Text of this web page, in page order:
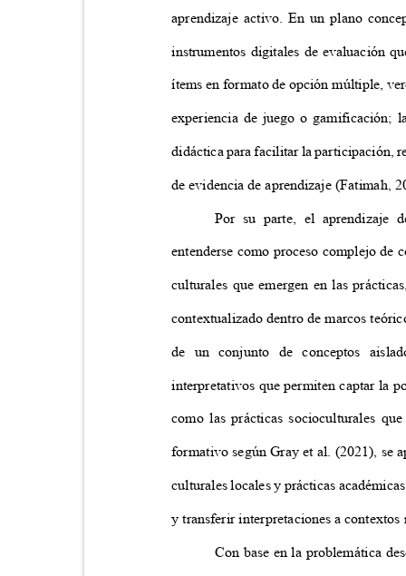
aprendizaje activo. En un plano
instrumentos digitales de evaluación
ítems en formato de opción múltiple,
experiencia de juego o
didáctica para facilitar la participación,
de evidencia de aprendizaje (Fatimah,
Por su parte, el aprendizaje
entenderse como proceso complejo
culturales que emergen en las
contextualizado dentro de marcos
de un conjunto de conceptos
interpretativos que permiten captar la
como las prácticas socioculturales
formativo según Gray et al. (2021), se
culturales locales y prácticas
y transferir interpretaciones a
Con base en la problemática